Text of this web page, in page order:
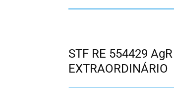
STF RE 554429
EXTRAORDINÁRIO